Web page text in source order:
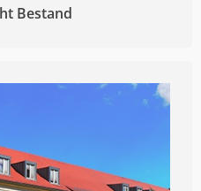
Bestand